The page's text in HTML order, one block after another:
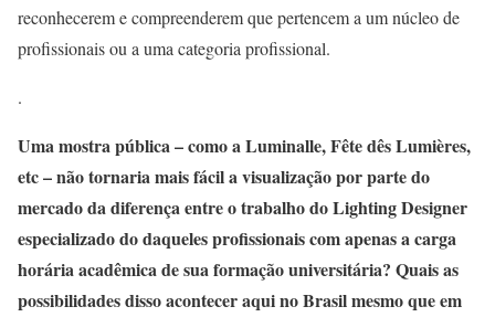
reconhecerem e compreenderem que pertencem a um núcleo de
profissionais ou a uma categoria profissional.
.
Uma mostra pública – como a Luminalle, Fête dês Lumières,
etc – não tornaria mais fácil a visualização por parte do
mercado da diferença entre o trabalho do Lighting Designer
especializado do daqueles profissionais com apenas a carga
horária acadêmica de sua formação universitária? Quais as
possibilidades disso acontecer aqui no Brasil mesmo que em